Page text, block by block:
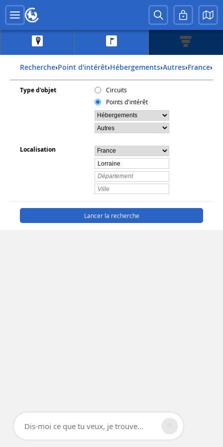
Recherche› Point d'intérêt› Hébergements› Autres› france›
Type d'objet
Circuits
Points d'intérêt
Localisation
Dis-moi ce que tu veux, je trouve...